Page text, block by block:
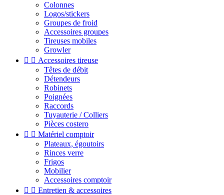
Colonnes
Logos/stickers
Groupes de froid
Accessoires groupes
Tireuses mobiles
Growler
  Accessoires tireuse
Têtes de débit
Détendeurs
Robinets
Poignées
Raccords
Tuyauterie / Colliers
Pièces costero
  Matériel comptoir
Plateaux, égoutoirs
Rinces verre
Frigos
Mobilier
Accessoires comptoir
  Entretien & accessoires